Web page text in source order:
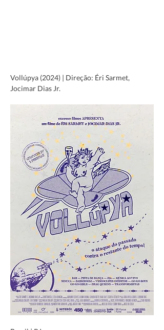
Vollúpya (2024) | Direção: Éri Sarmet,
Jocimar Dias Jr.